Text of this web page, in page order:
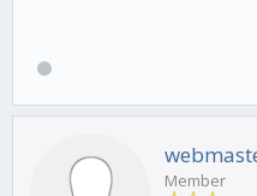
Member